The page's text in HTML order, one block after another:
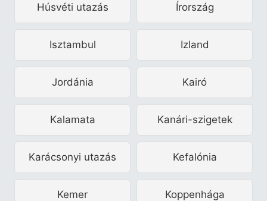
Húsvéti utazás Írország
Isztambul Izland
Jordánia Kairó
Kalamata Kanári-szigetek
Karácsonyi utazás Kefalónia
Kemer Koppenhága